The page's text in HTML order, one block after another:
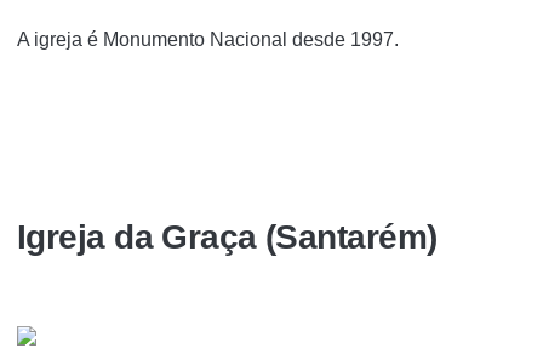
A igreja é Monumento Nacional desde 1997.
Igreja da Graça (Santarém)